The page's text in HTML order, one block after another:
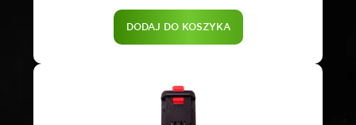
DODAJ DO KOSZYKA